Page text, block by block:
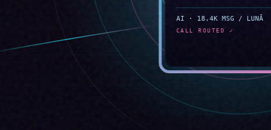
280.000 € venit în primul trimestru de operare — marjă curată,
dispecerului. La două săptămâni, ANAF a marcat un lot
o altă tranșă de taxe vamale. Am schimbat politica: agentul
lipsă la livrare; agentul, citind GPS-ul și datele de sigiliu, a
liniștea de șase săptămâni. Am adăugat o regulă fermă: orice